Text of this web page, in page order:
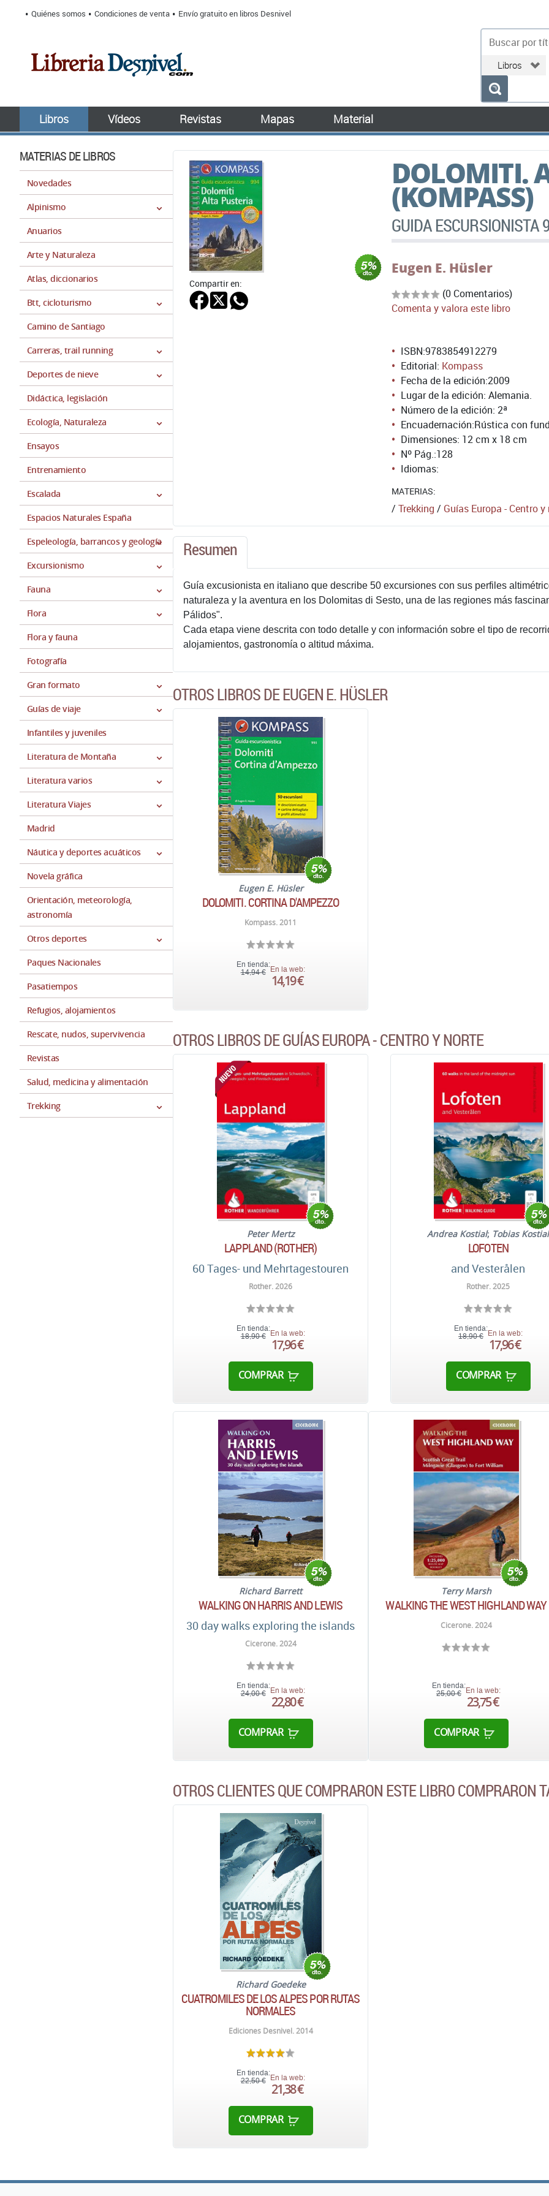
Quiénes somos Condiciones de venta Envío gratuito en libros Desnivel
Libros Vídeos Revistas Mapas Material
MATERIAS DE LIBROS
Novedades
Alpinismo
Anuarios
Arte y Naturaleza
Atlas, diccionarios
Btt, cicloturismo
Camino de Santiago
Carreras, trail running
Deportes de nieve
Didáctica, legislación
Ecología, Naturaleza
Ensayos
Entrenamiento
Escalada
Espacios Naturales España
Espeleología, barrancos y geología
Excursionismo
Fauna
Flora
Flora y fauna
Fotografía
Gran formato
Guías de viaje
Infantiles y juveniles
Literatura de Montaña
Literatura varios
Literatura Viajes
Madrid
Náutica y deportes acuáticos
Novela gráfica
Orientación, meteorología,
astronomía
Otros deportes
Paques Nacionales
Pasatiempos
Refugios, alojamientos
Rescate, nudos, supervivencia
Revistas
Salud, medicina y alimentación
Trekking
DOLOMITI.
(KOMPASS)
GUIDA ESCURSIONISTA
Compartir en:
Eugen E. Hüsler
(0 Comentarios)
Comenta y valora este libro
ISBN:9783854912279
Editorial: Kompass
Fecha de la edición:2009
Lugar de la edición: Alemania.
Número de la edición: 2ª
Encuadernación:Rústica con
Dimensiones: 12 cm x 18 cm
Nº Pág.:128
Idiomas:
MATERIAS:
/ Trekking / Guías Europa - Centro y
Resumen
Guía excusionista en italiano que describe 50 excursiones con sus perfiles
naturaleza y la aventura en los Dolomitas di Sesto, una de las regiones más
Pálidos".
Cada etapa viene descrita con todo detalle y con información sobre el tipo de
alojamientos, gastronomía o altitud máxima.
OTROS LIBROS DE EUGEN E. HÜSLER
Eugen E. Hüsler
DOLOMITI. CORTINA D'AMPEZZO
Kompass. 2011
En tienda:
14,94 € En la web:
14,19 €
OTROS LIBROS DE GUÍAS EUROPA - CENTRO Y NORTE
Peter Mertz
LAPPLAND (ROTHER)
60 Tages- und Mehrtagestouren
Rother. 2026
En tienda:
18,90 € En la web:
17,96 €
COMPRAR
Andrea Kostial; Tobias Kostial
LOFOTEN
and Vesterålen
Rother. 2025
En tienda:
18,90 € En la web:
17,96 €
COMPRAR
Richard Barrett
WALKING ON HARRIS AND LEWIS
30 day walks exploring the islands
Cicerone. 2024
En tienda:
24,00 € En la web:
22,80 €
COMPRAR
Terry Marsh
WALKING THE WEST HIGHLAND WAY
Cicerone. 2024
En tienda:
25,00 € En la web:
23,75 €
COMPRAR
OTROS CLIENTES QUE COMPRARON ESTE LIBRO COMPRARON
Richard Goedeke
CUATROMILES DE LOS ALPES POR RUTAS
NORMALES
Ediciones Desnivel. 2014
En tienda:
22,50 € En la web:
21,38 €
COMPRAR